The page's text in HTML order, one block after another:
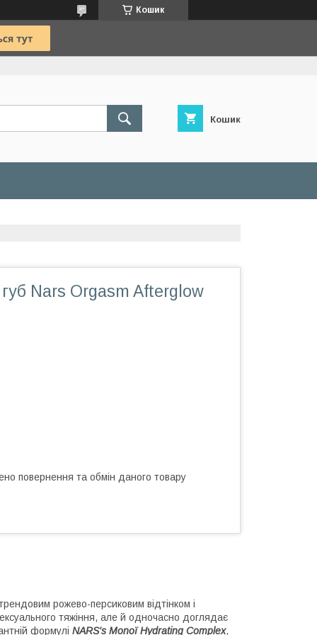
Кошик
Кошик
Nars Orgasm Afterglow
повернення та обмін даного товару
рожево-персиковим відтінком і
тяжіння, але й одночасно доглядає
формулі NARS's Monoï Hydrating Complex,